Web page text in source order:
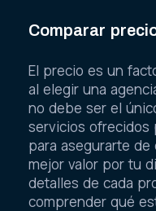
Comparar
El precio es un
al elegir una
no debe ser el
servicios ofrecidos
para asegurarte
mejor valor por tu
detalles de cada
comprender qué